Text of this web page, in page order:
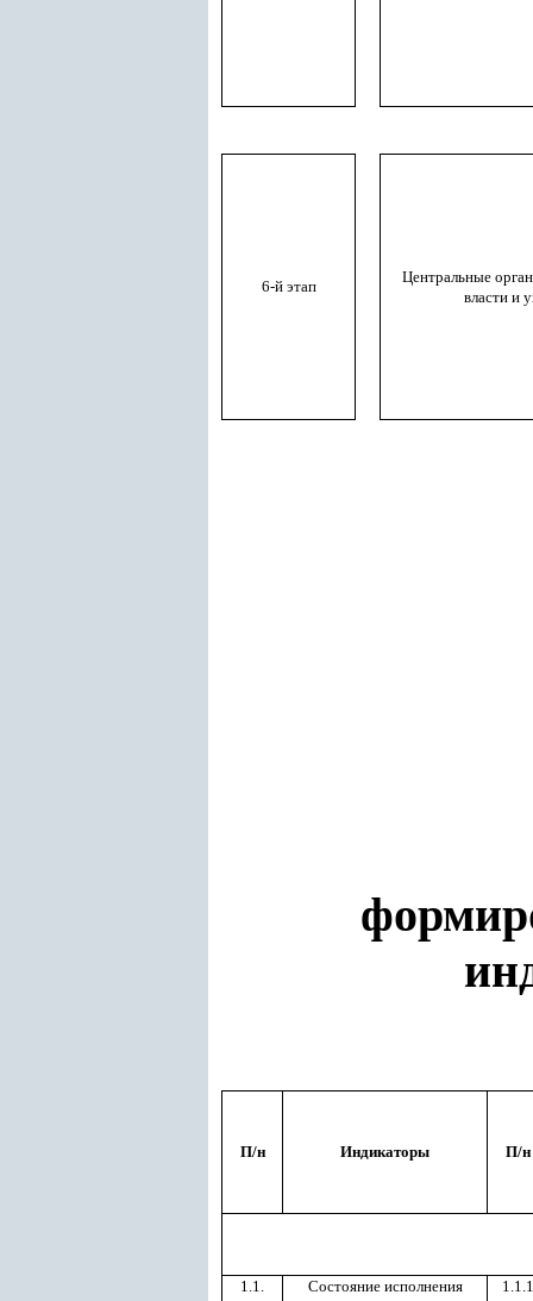
6-й этап
Центральные
власти и
П/н Индикаторы П/н
1.1.
Состояние исполнения
1.1.1